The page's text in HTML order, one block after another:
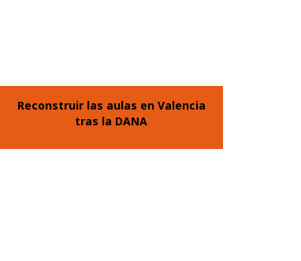
Reconstruir las aulas en Valencia
tras la DANA